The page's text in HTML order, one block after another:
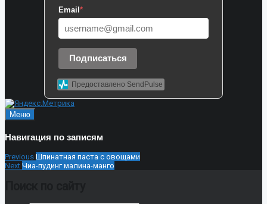
Email *
Подписаться
Предоставлено SendPulse
Меню
Навигация по записям
Previous Шпинатная паста с овощами
Next Чиа-пудинг малина-манго